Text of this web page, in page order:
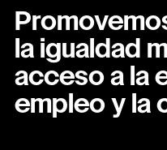
la igualdad
acceso a la
empleo y la